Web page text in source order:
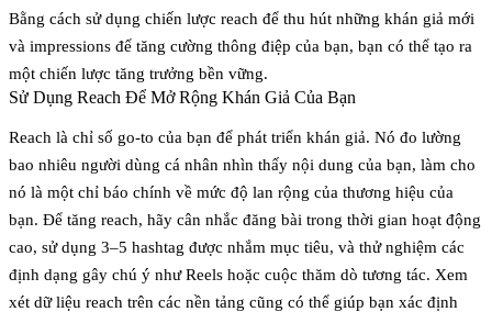
Bằng cách sử dụng chiến lược reach để thu hút những khán giả mới
và impressions để tăng cường thông điệp của bạn, bạn có thể tạo ra
một chiến lược tăng trưởng bền vững.
Sử Dụng Reach Để Mở Rộng Khán Giả Của Bạn
Reach là chỉ số go-to của bạn để phát triển khán giả. Nó đo lường
bao nhiêu người dùng cá nhân nhìn thấy nội dung của bạn, làm cho
nó là một chỉ báo chính về mức độ lan rộng của thương hiệu của
bạn. Để tăng reach, hãy cân nhắc đăng bài trong thời gian hoạt động
cao, sử dụng 3–5 hashtag được nhắm mục tiêu, và thử nghiệm các
định dạng gây chú ý như Reels hoặc cuộc thăm dò tương tác. Xem
xét dữ liệu reach trên các nền tảng cũng có thể giúp bạn xác định